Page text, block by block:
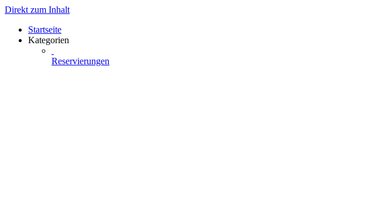
Direkt zum Inhalt
Startseite
Kategorien
Reservierungen